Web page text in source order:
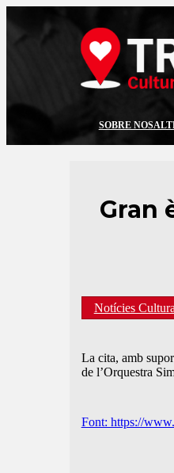
SOBRE
Gran
Notícies
La cita, amb
de l’Orquestra
Font: https://